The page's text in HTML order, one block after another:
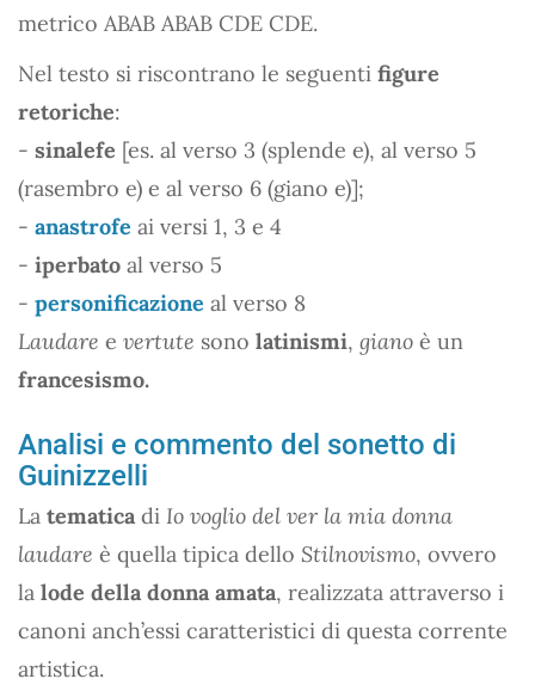
metrico ABAB ABAB CDE CDE.
Nel testo si riscontrano le seguenti figure
retoriche:
- sinalefe [es. al verso 3 (splende e), al verso 5
(rasembro e) e al verso 6 (giano e)];
- anastrofe ai versi 1, 3 e 4
- iperbato al verso 5
- personificazione al verso 8
Laudare e vertute sono latinismi, giano è un
francesismo.
Analisi e commento del sonetto di
Guinizzelli
La tematica di Io voglio del ver la mia donna
laudare è quella tipica dello Stilnovismo, ovvero
la lode della donna amata, realizzata attraverso i
canoni anch’essi caratteristici di questa corrente
artistica.